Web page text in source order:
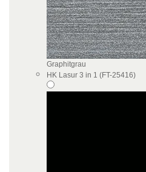
Graphitgrau
HK Lasur 3 in 1 (FT-25416)